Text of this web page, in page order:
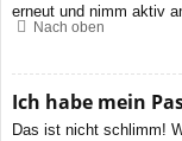
erneut und nimm aktiv
Nach oben
Ich habe mein
Das ist nicht schlimm!